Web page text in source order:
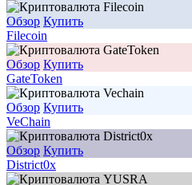
Обзор Купить
Filecoin
Обзор Купить
GateToken
Обзор Купить
VeChain
Обзор Купить
District0x